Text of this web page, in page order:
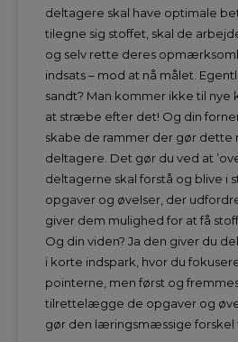
deltagere skal have optimale
tilegne sig stoffet, skal de
og selv rette deres
indsats – mod at nå målet.
sandt? Man kommer ikke til
at stræbe efter det! Og din
skabe de rammer der gør dette
deltagere. Det gør du ved at
deltagerne skal forstå og blive i
opgaver og øvelser, der
giver dem mulighed for at få
Og din viden? Ja den giver du
i korte indspark, hvor du
pointerne, men først og
tilrettelægge de opgaver og
gør den læringsmæssige forskel